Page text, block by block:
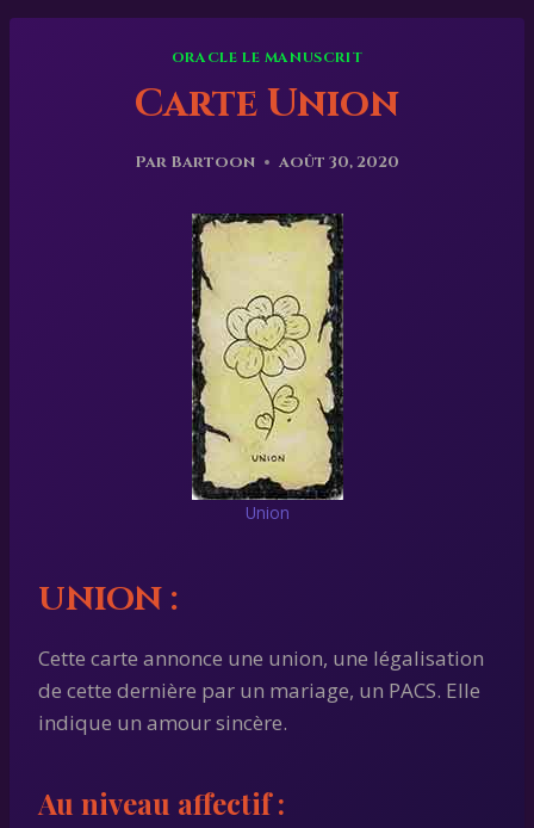
ORACLE LE MANUSCRIT
Carte Union
Par Bartoon août 30, 2020
Union
UNION :
Cette carte annonce une union, une légalisation
de cette dernière par un mariage, un PACS. Elle
indique un amour sincère.
Au niveau affectif :